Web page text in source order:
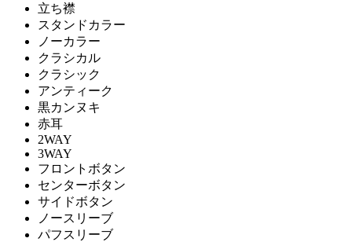
立ち襟
スタンドカラー
ノーカラー
クラシカル
クラシック
アンティーク
黒カンヌキ
赤耳
2WAY
3WAY
フロントボタン
センターボタン
サイドボタン
ノースリーブ
パフスリーブ